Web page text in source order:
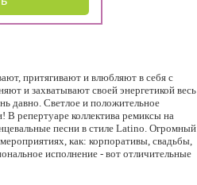
притягивают и влюбляют в себя с
и захватывают своей энергетикой весь
давно. Светлое и положительное
В репертуаре коллектива ремиксы на
песни в стиле Latino. Огромный
как: корпоративы, свадьбы,
исполнение - вот отличительные